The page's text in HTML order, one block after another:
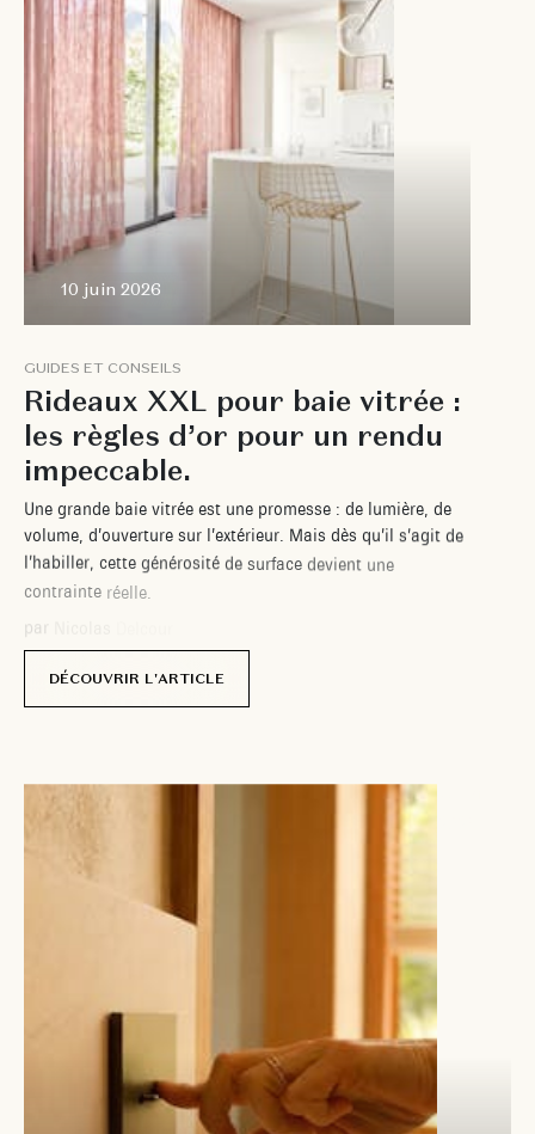
10 juin 2026
GUIDES ET CONSEILS
Rideaux XXL pour baie vitrée :
les règles d’or pour un rendu
impeccable.
Une grande baie vitrée est une promesse : de lumière, de
volume, d’ouverture sur l’extérieur. Mais dès qu’il s’agit de
l’habiller, cette générosité de surface devient une
contrainte réelle
p a
DÉCOUVRIR L'ARTICLE